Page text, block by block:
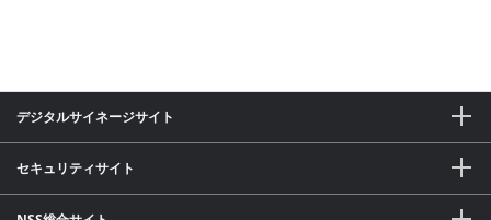
デジタルサイネージサイト
セキュリティサイト